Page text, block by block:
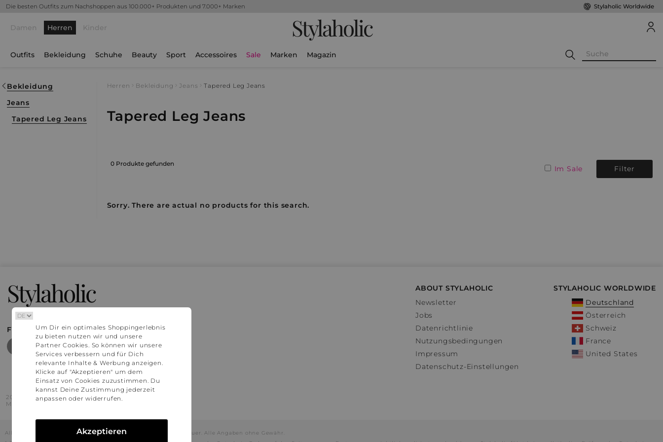
Die besten Outfits zum Nachshoppen aus 100.000+ Produkten und 7.000+ Marken Stylaholic Worldwide
Damen Herren Kinder Stylaholic
Outfits Bekleidung Schuhe Beauty Sport Accessoires Sale Marken Magazin
Bekleidung
Jeans
Tapered Leg Jeans
Herren Bekleidung Jeans Tapered Leg Jeans
Tapered Leg Jeans
0 Produkte gefunden
Im Sale Filter
Sorry. There are actual no products for this search.
Stylaholic
FIND MORE INSPIRATION
ABOUT STYLAHOLIC
Newsletter
Jobs
Datenrichtlinie
Nutzungsbedingungen
Impressum
Datenschutz-Einstellungen
STYLAHOLIC WORLDWIDE
Deutschland
Österreich
Schweiz
France
United States
2016 - 2026 © Stylaholic.
Made for you with love in munich.
Alle Preise inkl. der jeweils geltenden gesetzlichen Mehrwertsteuer. Alle Angaben ohne Gewähr.
Um Dir ein optimales Shoppingerlebnis
zu bieten nutzen wir und unsere
Partner Cookies. So können wir unsere
Services verbessern und für Dich
relevante Inhalte & Werbung anzeigen.
Klicke auf "Akzeptieren" um dem
Einsatz von Cookies zuzustimmen. Du
kannst Deine Zustimmung jederzeit
anpassen oder widerrufen.
Akzeptieren